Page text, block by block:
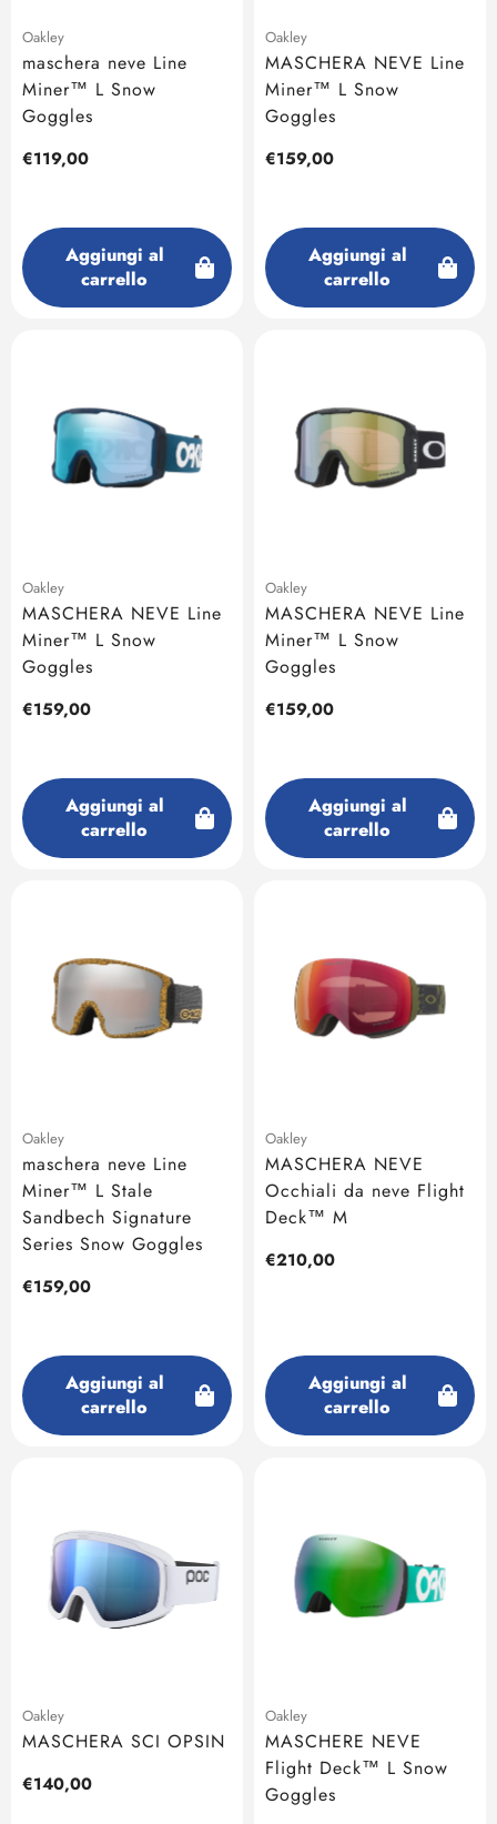
Oakley
maschera neve Line
Miner™ L Snow
Goggles
Prezzo
€119,00
Aggiungi al
carrello
Oakley
MASCHERA NEVE Line
Miner™ L Snow
Goggles
Prezzo
€159,00
Aggiungi al
carrello
Oakley
MASCHERA NEVE Line
Miner™ L Snow
Goggles
Prezzo
€159,00
Aggiungi al
carrello
Oakley
MASCHERA NEVE Line
Miner™ L Snow
Goggles
Prezzo
€159,00
Aggiungi al
carrello
Oakley
maschera neve Line
Miner™ L Stale
Sandbech Signature
Series Snow Goggles
Prezzo
€159,00
Aggiungi al
carrello
Oakley
MASCHERA NEVE
Occhiali da neve Flight
Deck™ M
Prezzo
€210,00
Aggiungi al
carrello
Oakley
MASCHERA SCI OPSIN
Prezzo
€140,00
Oakley
MASCHERE NEVE
Flight Deck™ L Snow
Goggles